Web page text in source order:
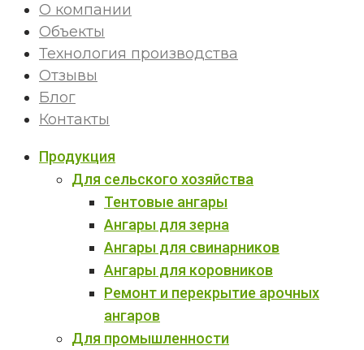
О компании
Объекты
Технология производства
Отзывы
Блог
Контакты
Продукция
Для сельского хозяйства
Тентовые ангары
Ангары для зерна
Ангары для свинарников
Ангары для коровников
Ремонт и перекрытие арочных
ангаров
Для промышленности